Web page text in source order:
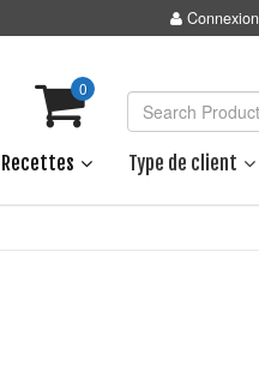
Connexion
0
Recettes Type de client